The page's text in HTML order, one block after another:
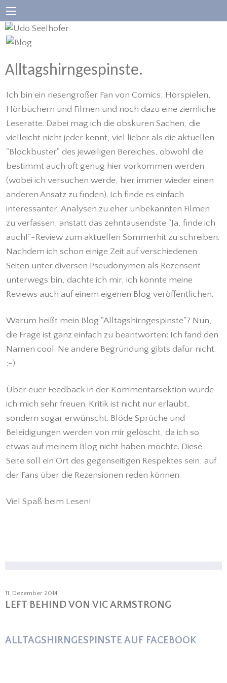
Alltagshirngespinste.
Ich bin ein riesengroßer Fan von Comics, Hörspielen,
Hörbüchern und Filmen und noch dazu eine ziemliche
Leseratte. Dabei mag ich die obskuren Sachen, die
vielleicht nicht jeder kennt, viel lieber als die aktuellen
"Blockbuster" des jeweiligen Bereiches, obwohl die
bestimmt auch oft genug hier vorkommen werden
(wobei ich versuchen werde, hier immer wieder einen
anderen Ansatz zu finden). Ich finde es einfach
interessanter, Analysen zu eher unbekannten Filmen
zu verfassen, anstatt das zehntausendste "Ja, finde ich
auch!"-Review zum aktuellen Sommerhit zu schreiben.
Nachdem ich schon einige Zeit auf verschiedenen
Seiten unter diversen Pseudonymen als Rezensent
unterwegs bin, dachte ich mir, ich könnte meine
Reviews auch auf einem eigenen Blog veröffentlichen.
Warum heißt mein Blog "Alltagshirngespinste"? Nun,
die Frage ist ganz einfach zu beantworten: Ich fand den
Namen cool. Ne andere Begründung gibts dafür nicht.
;-)
Über euer Feedback in der Kommentarsektion würde
ich mich sehr freuen. Kritik ist nicht nur erlaubt,
sondern sogar erwünscht. Blöde Sprüche und
Beleidigungen werden von mir gelöscht, da ich so
etwas auf meinem Blog nicht haben möchte. Diese
Seite soll ein Ort des gegenseitigen Respektes sein, auf
der Fans über die Rezensionen reden können.
Viel Spaß beim Lesen!
11. Dezember 2014
LEFT BEHIND VON VIC ARMSTRONG
ALLTAGSHIRNGESPINSTE AUF FACEBOOK